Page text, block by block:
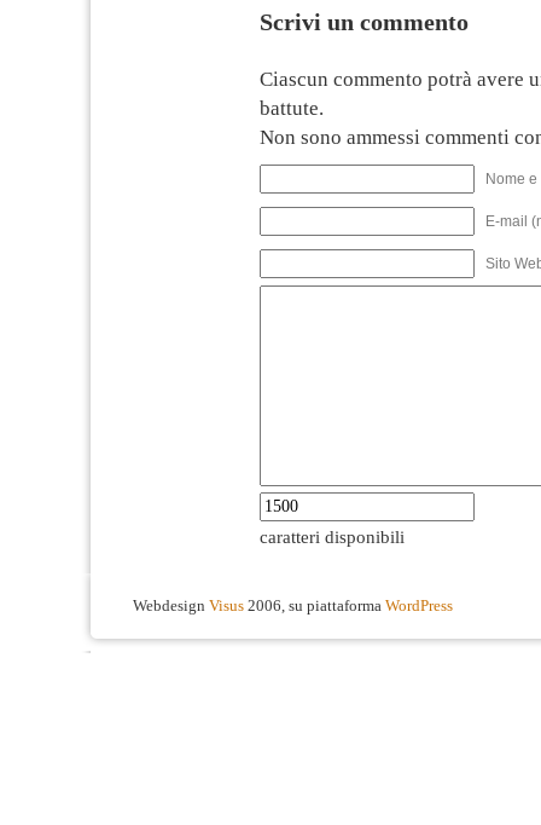
Scrivi un commento
Ciascun commento potrà avere
battute.
Non sono ammessi commenti
Nome
E-mail
Sito
caratteri disponibili
Webdesign Visus 2006, su piattaforma WordPress